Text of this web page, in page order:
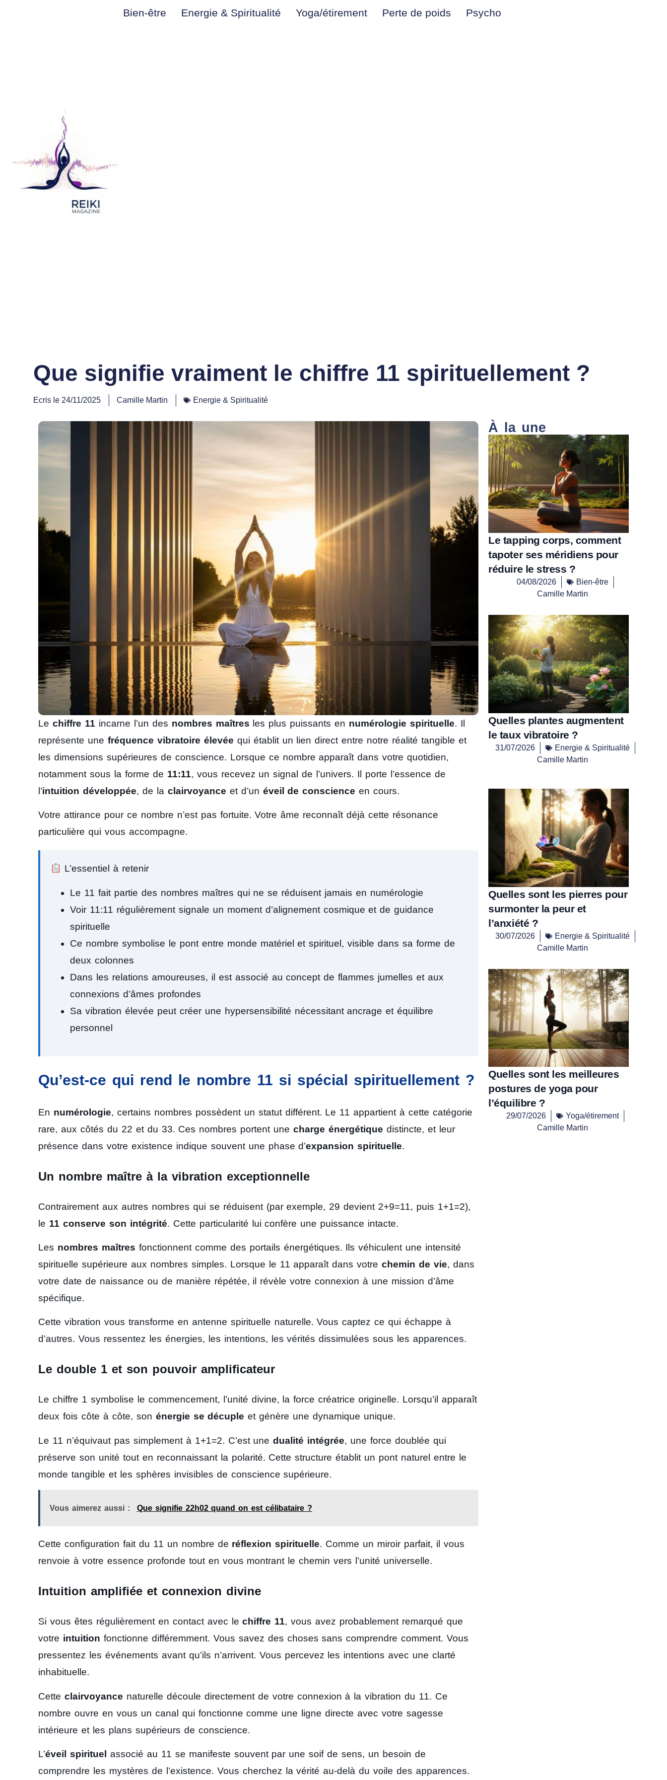
Bien-être Energie & Spiritualité Yoga/étirement Perte de poids Psycho
Que signifie vraiment le chiffre 11 spirituellement ?
Ecris le 24/11/2025 Camille Martin Energie & Spiritualité
Lechiffre 11 incarne l’un des nombres maîtres les plus puissants en numérologie spirituelle. Il
représente unefréquence vibratoire élevée qui établit un lien direct entre notre réalité tangible et
les dimensions supérieures de conscience. Lorsque ce nombre apparaît dans votre quotidien,
notamment sous la forme de 11:11, vous recevez un signal de l’univers. Il porte l’essence de
l’intuition développée, de la clairvoyance et d’un éveil de conscience en cours.
Votre attirance pour ce nombre n’est pas fortuite. Votre âme reconnaît déjà cette résonance
particulière qui vous accompagne.
L’essentiel à retenir
Le 11 fait partie des nombres maîtres qui ne se réduisent jamais en numérologie
Voir 11:11 régulièrement signale un moment d’alignement cosmique et de guidance
spirituelle
Ce nombre symbolise le pont entre monde matériel et spirituel, visible dans sa forme de
deux colonnes
Dans les relations amoureuses, il est associé au concept de flammes jumelles et aux
connexions d’âmes profondes
Sa vibration élevée peut créer une hypersensibilité nécessitant ancrage et équilibre
personnel
Qu’est-ce qui rend le nombre 11 si spécial spirituellement ?
En numérologie, certains nombres possèdent un statut différent. Le 11 appartient à cette catégorie
rare, aux côtés du 22 et du 33. Ces nombres portent unecharge énergétique distincte, et leur
présence dans votre existence indique souvent une phase d’expansion spirituelle.
Un nombre maître à la vibration exceptionnelle
Contrairement aux autres nombres qui se réduisent (par exemple, 29 devient 2+9=11, puis 1+1=2),
le 11 conserve son intégrité. Cette particularité lui confère une puissance intacte.
Les nombres maîtres fonctionnent comme des portails énergétiques. Ils véhiculent une intensité
spirituelle supérieure aux nombres simples. Lorsque le 11 apparaît dans votrechemin de vie, dans
votre date de naissance ou de manière répétée, il révèle votre connexion à une mission d’âme
spécifique.
Cette vibration vous transforme en antenne spirituelle naturelle. Vous captez ce qui échappe à
d’autres. Vous ressentez les énergies, les intentions, les vérités dissimulées sous les apparences.
Le double 1 et son pouvoir amplificateur
Le chiffre 1 symbolise le commencement, l’unité divine, la force créatrice originelle. Lorsqu’il apparaît
deux fois côte à côte, son énergie se décuple et génère une dynamique unique.
Le 11 n’équivaut pas simplement à 1+1=2. C’est unedualité intégrée, une force doublée qui
préserve son unité tout en reconnaissant la polarité. Cette structure établit un pont naturel entre le
monde tangible et les sphères invisibles de conscience supérieure.
Vous aimerez aussi : Que signifie 22h02 quand on est célibataire ?
Cette configuration fait du 11 un nombre de réflexion spirituelle. Comme un miroir parfait, il vous
renvoie à votre essence profonde tout en vous montrant le chemin vers l’unité universelle.
Intuition amplifiée et connexion divine
Si vous êtes régulièrement en contact avec lechiffre 11, vous avez probablement remarqué que
votre intuition fonctionne différemment. Vous savez des choses sans comprendre comment. Vous
pressentez les événements avant qu’ils n’arrivent. Vous percevez les intentions avec une clarté
inhabituelle.
Cetteclairvoyance naturelle découle directement de votre connexion à la vibration du 11. Ce
nombre ouvre en vous un canal qui fonctionne comme une ligne directe avec votre sagesse
intérieure et les plans supérieurs de conscience.
L’éveil spirituel
associé au 11 se manifeste souvent par une soif de sens, un besoin de
comprendre les mystères de l’existence. Vous cherchez la vérité au-delà du voile des apparences.
À la une
Le tapping corps, comment
tapoter ses méridiens pour
réduire le stress ?
04/08/2026
Bien-être
Camille Martin
Quelles plantes augmentent
le taux vibratoire ?
31/07/2026
Energie & Spiritualité
Camille Martin
Quelles sont les pierres pour
surmonter la peur et
l’anxiété ?
30/07/2026
Energie & Spiritualité
Camille Martin
Quelles sont les meilleures
postures de yoga pour
l’équilibre ?
29/07/2026
Yoga/étirement
Camille Martin